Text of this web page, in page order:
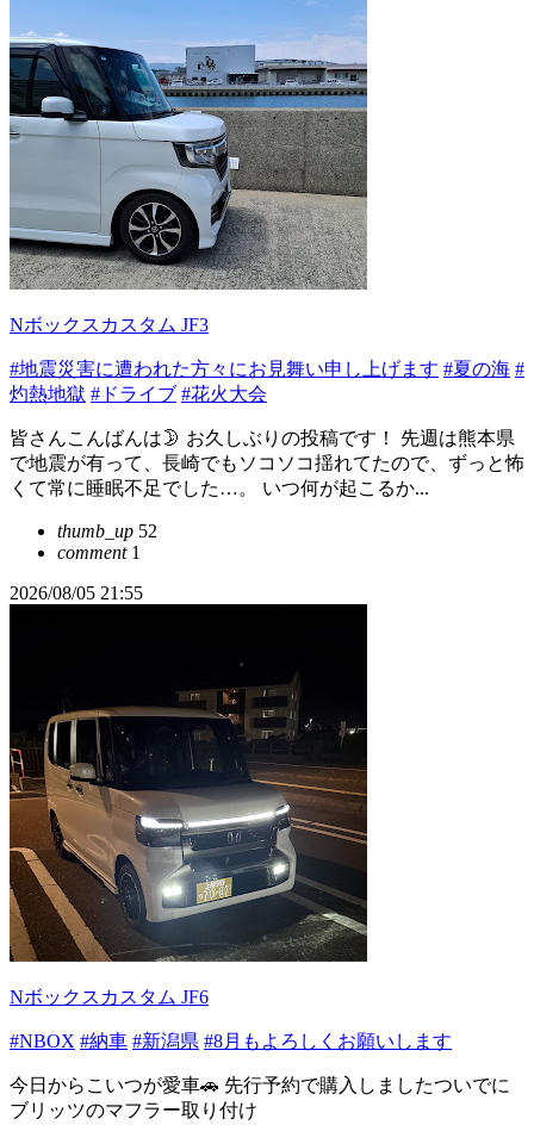
Nボックスカスタム JF3
#地震災害に遭われた方々にお見舞い申し上げます #夏の海 #
灼熱地獄 #ドライブ #花火大会
皆さんこんばんは🌛 お久しぶりの投稿です！ 先週は熊本県
で地震が有って、長崎でもソコソコ揺れてたので、ずっと怖
くて常に睡眠不足でした…。 いつ何が起こるか...
thumb_up 52
comment1
2026/08/05 21:55
Nボックスカスタム JF6
#NBOX #納車 #新潟県 #8月もよろしくお願いします
今日からこいつが愛車🚗 先行予約で購入しましたついでに
ブリッツのマフラー取り付け